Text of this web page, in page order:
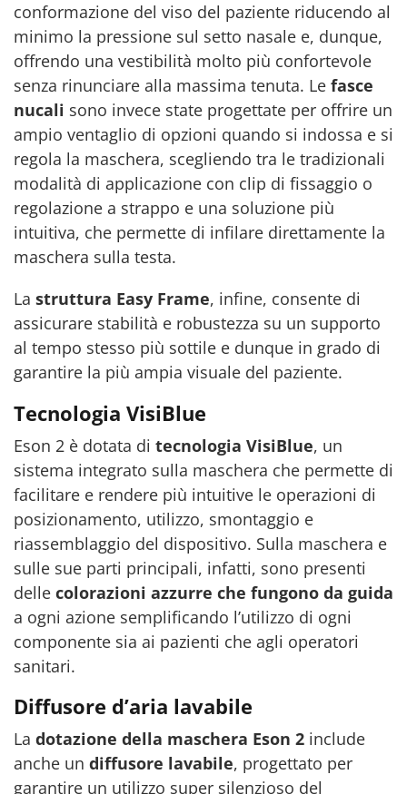
conformazione del viso del paziente riducendo al
minimo la pressione sul setto nasale e, dunque,
offrendo una vestibilità molto più confortevole
senza rinunciare alla massima tenuta. Le fasce
nucali sono invece state progettate per offrire un
ampio ventaglio di opzioni quando si indossa e si
regola la maschera, scegliendo tra le tradizionali
modalità di applicazione con clip di fissaggio o
regolazione a strappo e una soluzione più
intuitiva, che permette di infilare direttamente la
maschera sulla testa.
La struttura Easy Frame, infine, consente di
assicurare stabilità e robustezza su un supporto
al tempo stesso più sottile e dunque in grado di
garantire la più ampia visuale del paziente.
Tecnologia VisiBlue
Eson 2 è dotata di tecnologia VisiBlue, un
sistema integrato sulla maschera che permette di
facilitare e rendere più intuitive le operazioni di
posizionamento, utilizzo, smontaggio e
riassemblaggio del dispositivo. Sulla maschera e
sulle sue parti principali, infatti, sono presenti
delle colorazioni azzurre che fungono da guida
a ogni azione semplificando l’utilizzo di ogni
componente sia ai pazienti che agli operatori
sanitari.
Diffusore d’aria lavabile
La dotazione della maschera Eson 2 include
anche un diffusore lavabile, progettato per
garantire un utilizzo super silenzioso del